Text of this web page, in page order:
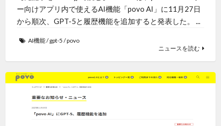
ー向けアプリ内で使えるAI機能「povo AI」に11月27日
から順次、GPT-5と履歴機能を追加すると発表した。 ...
AI機能/gpt-5 /povo
ニュースを読む